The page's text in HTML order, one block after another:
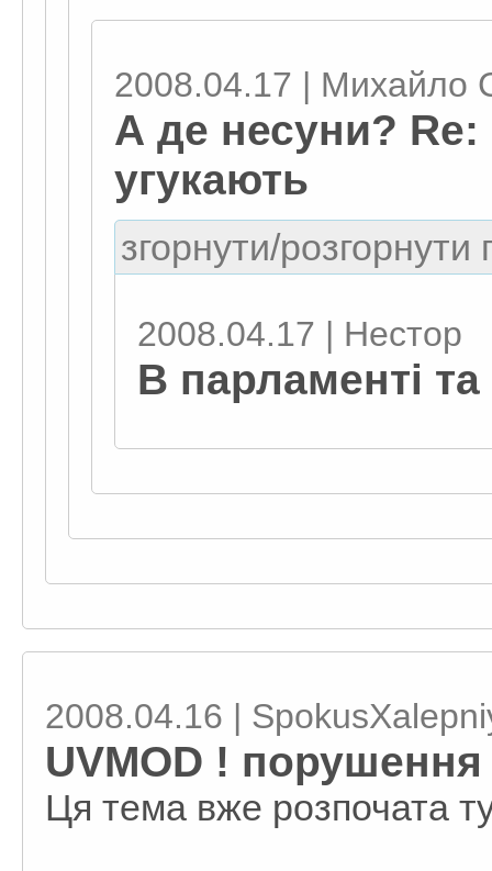
2008.04.17 | Михайло
А де несуни?
угукають
згорнути/розгорнути
2008.04.17 | Нестор
В парламенті та
2008.04.16 |
UVMOD !
Ця тема вже розпочата